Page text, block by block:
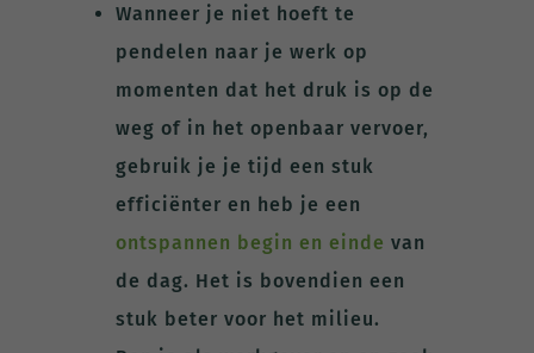
Wanneer je niet hoeft te
pendelen naar je werk op
momenten dat het druk is op de
weg of in het openbaar vervoer,
gebruik je je tijd een stuk
efficiënter en heb je een
ontspannen begin en einde van
de dag. Het is bovendien een
stuk beter voor het milieu.